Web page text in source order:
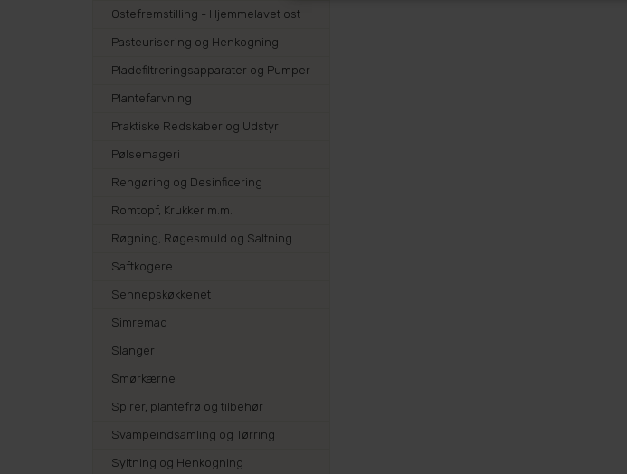
Ostefremstilling - Hjemmelavet ost
Pasteurisering og Henkogning
Pladefiltreringsapparater og Pumper
Plantefarvning
Praktiske Redskaber og Udstyr
Pølsemageri
Rengøring og Desinficering
Romtopf, Krukker m.m.
Røgning, Røgesmuld og Saltning
Saftkogere
Sennepskøkkenet
Simremad
Slanger
Smørkærne
Spirer, plantefrø og tilbehør
Svampeindsamling og Tørring
Syltning og Henkogning